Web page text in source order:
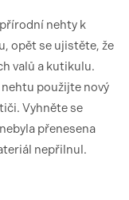
nehty k
opět se ujistěte, že
valů a kutikulu.
použijte nový
Vyhněte se
přenesena
nepřilnul.